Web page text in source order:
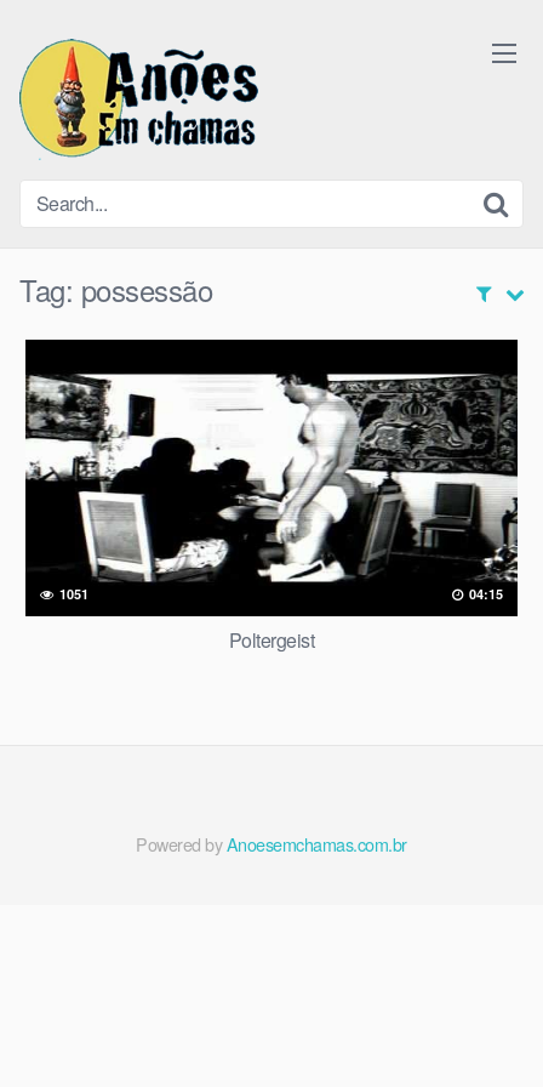
content
Tag: possessão
1051 04:15
Poltergeist
Powered byAnoesemchamas.com.br